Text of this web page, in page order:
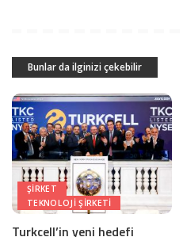
Bunlar da ilginizi çekebilir
ŞIRKET
TEKNOLOJI ŞIRKETI
Turkcell’in yeni hedefi